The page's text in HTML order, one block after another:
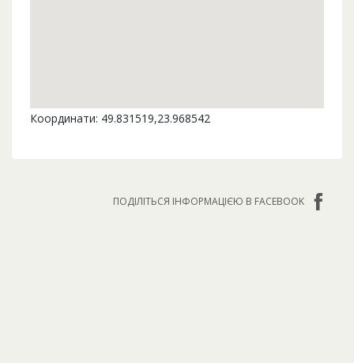
Координати: 49.831519,23.968542
ПОДІЛІТЬСЯ ІНФОРМАЦІЄЮ В FACEBOOK